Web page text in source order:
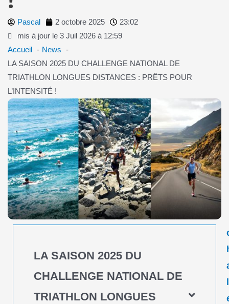
Pascal 2 octobre 2025
23:02
mis à jour le 3 Juil 2026 à 12:59
Accueil
News
LA SAISON 2025 DU CHALLENGE NATIONAL DE
TRIATHLON LONGUES DISTANCES : PRÊTS POUR
L’INTENSITÉ !
LA SAISON 2025 DU
CHALLENGE NATIONAL DE
TRIATHLON LONGUES